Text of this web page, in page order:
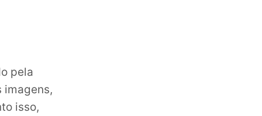
pela
imagens,
isso,